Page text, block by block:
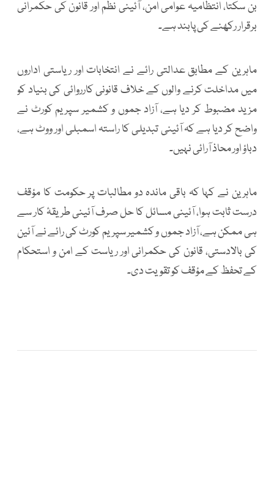
بن سکتا، انتظامیہ عوامی امن، آئینی نظم اور قانون کی حکمرانی
برقرار رکھنے کی پابند ہے۔
ماہرین کے مطابق عدالتی رائے نے انتخابات اور ریاستی اداروں
میں مداخلت کرنے والوں کے خلاف قانونی کارروائی کی بنیاد کو
مزید مضبوط کر دیا ہے، آزاد جموں و کشمیر سپریم کورٹ نے
واضح کر دیا ہے کہ آئینی تبدیلی کا راستہ اسمبلی اور ووٹ ہے،
دباؤ اور محاذ آرائی نہیں۔
ماہرین نے کہا کہ باقی ماندہ دو مطالبات پر حکومت کا مؤقف
درست ثابت ہوا، آئینی مسائل کا حل صرف آئینی طریقۂ کار سے
ہی ممکن ہے، آزاد جموں و کشمیر سپریم کورٹ کی رائے نے آئین
کی بالادستی، قانون کی حکمرانی اور ریاست کے امن و استحکام
کے تحفظ کے مؤقف کو تقویت دی۔